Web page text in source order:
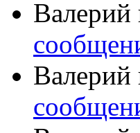
Валерий
Валерий